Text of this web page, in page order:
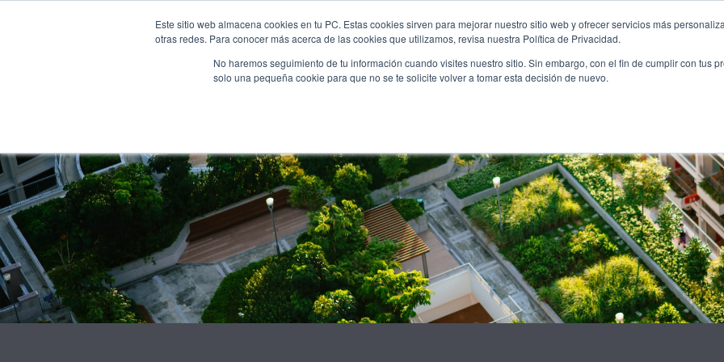
Este sitio web almacena cookies en tu PC. Estas cookies sirven para mejorar nuestro sitio web y ofrecer servicios más
otras redes. Para conocer más acerca de las cookies que utilizamos, revisa nuestra Política de Privacidad.
No haremos seguimiento de tu información cuando visites nuestro sitio. Sin embargo, con el fin de cumplir con tus
solo una pequeña cookie para que no se te solicite volver a tomar esta decisión de nuevo.
KnowUrbanNet celebra a Reus